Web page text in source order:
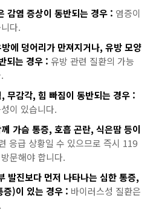
감염 증상이 동반되는 경우 : 염증이
다.
에 덩어리가 만져지거나, 유방 모양
되는 경우 : 유방 관련 질환의 가능
무감각, 힘 빠짐이 동반되는 경우 :
이 있습니다.
가슴 통증, 호흡 곤란, 식은땀 등이
응급 상황일 수 있으므로 즉시 119
문해야 합니다.
발진보다 먼저 나타나는 심한 통증,
증)이 있는 경우 : 바이러스성 질환은